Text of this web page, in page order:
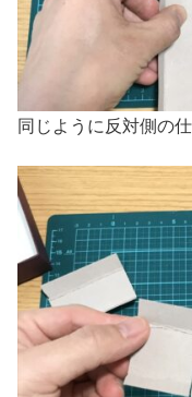
同じように反対側の